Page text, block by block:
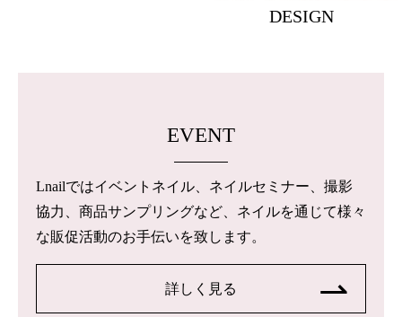
DESIGN
EVENT
Lnailではイベントネイル、ネイルセミナー、撮影
協力、商品サンプリングなど、ネイルを通じて様々
な販促活動のお手伝いを致します。
詳しく見る